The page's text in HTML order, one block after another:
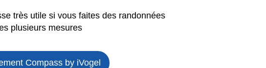
très utile si vous faites des randonnées
plusieurs mesures
Compass by iVogel